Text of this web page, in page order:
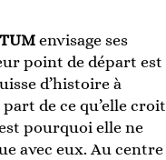
envisage ses
point de départ est
d’histoire à
part de ce qu’elle croit
pourquoi elle ne
avec eux. Au centre